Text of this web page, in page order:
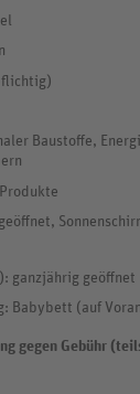
Baustoffe,
ganzjährig geöffnet
Babybett (auf
gegen Gebühr